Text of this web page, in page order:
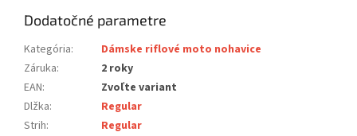
Dodatočné parametre
Kategória:
Dámske riflové moto nohavice
Záruka:
2 roky
EAN:
Zvoľte variant
Dlžka:
Regular
Strih:
Regular